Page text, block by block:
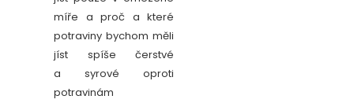
míře a proč a které
potraviny bychom měli
jíst spíše čerstvé
a syrové oproti
potravinám